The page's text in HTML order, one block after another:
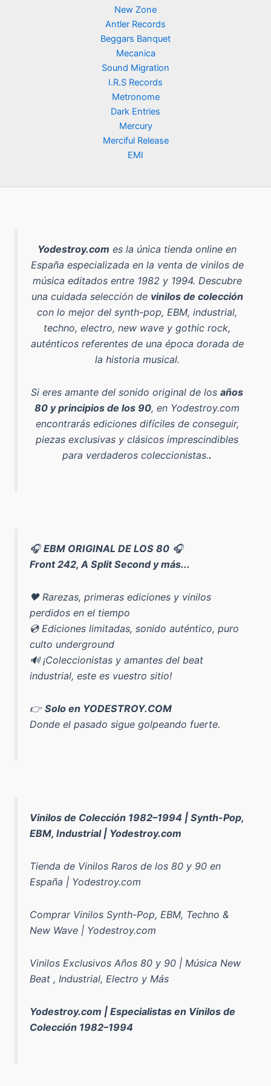
New Zone
Antler Records
Beggars Banquet
Mecanica
Sound Migration
I.R.S Records
Metronome
Dark Entries
Mercury
Merciful Release
EMI
Yodestroy.com es la única tienda online en
España especializada en la venta de vinilos de
música editados entre 1982 y 1994. Descubre
una cuidada selección de vinilos de colección
con lo mejor del synth-pop, EBM, industrial,
techno, electro, new wave y gothic rock,
auténticos referentes de una época dorada de
la historia musical.
Si eres amante del sonido original de los años
80 y principios de los 90, en Yodestroy.com
encontrarás ediciones difíciles de conseguir,
piezas exclusivas y clásicos imprescindibles
para verdaderos coleccionistas..
🎧EBM ORIGINAL DE LOS 80 🎧
Front 242, A Split Second y más...
🖤 Rarezas, primeras ediciones y vinilos
perdidos en el tiempo
💿 Ediciones limitadas, sonido auténtico, puro
culto underground
🔊 ¡Coleccionistas y amantes del beat
industrial, este es vuestro sitio!
👉Solo en YODESTROY.COM
Donde el pasado sigue golpeando fuerte.
Vinilos de Colección 1982–1994 | Synth-Pop,
EBM, Industrial | Yodestroy.com
Tienda de Vinilos Raros de los 80 y 90 en
España | Yodestroy.com
Comprar Vinilos Synth-Pop, EBM, Techno &
New Wave | Yodestroy.com
Vinilos Exclusivos Años 80 y 90 | Música New
Beat , Industrial, Electro y Más
Yodestroy.com | Especialistas en Vinilos de
Colección 1982–1994